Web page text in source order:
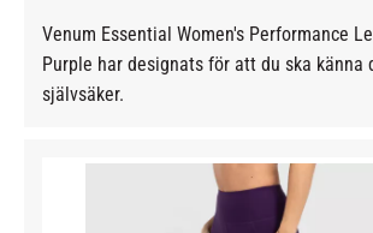
Venum Essential Women's Performance
Purple har designats för att du ska känna
självsäker.